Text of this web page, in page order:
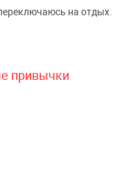
на отдых.
привычки